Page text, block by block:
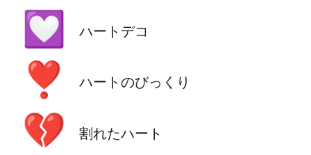
💟 ハートデコ
❣️ ハートのびっくり
💔 割れたハート